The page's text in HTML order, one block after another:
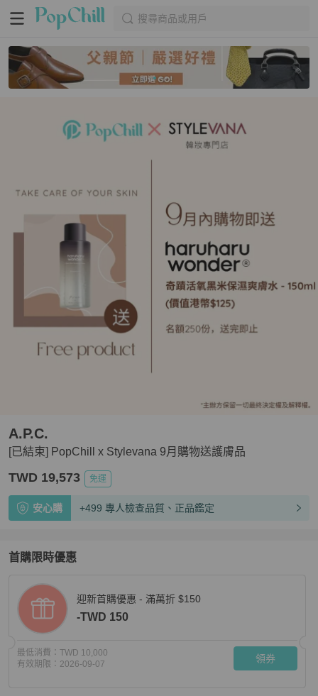
搜尋商品或用戶
[已結束] PopChill x Stylevana 9月購物送護膚品
A.P.C.
TWD 19,573 免運
安心購 +499 專人檢查品質、正品鑑定
首購限時優惠
迎新首購優惠 - 滿萬折 $150
-TWD 150
最低消費： TWD 10,000
有效期限： 2026-09-07 領券